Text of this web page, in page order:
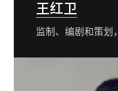
王红卫